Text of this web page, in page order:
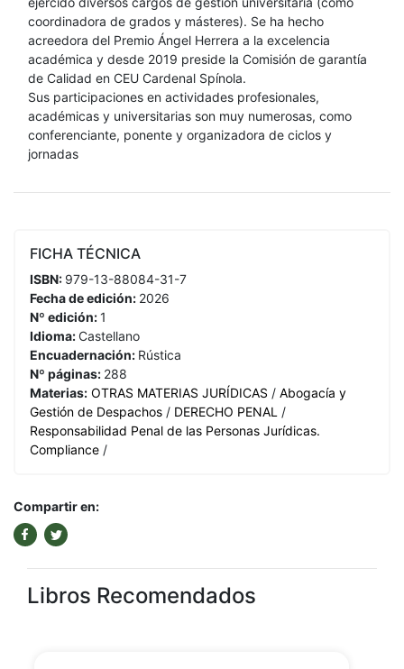
coordinadora de grados y másteres). Se ha hecho
acreedora del Premio Ángel Herrera a la excelencia
académica y desde 2019 preside la Comisión de garantía
de Calidad en CEU Cardenal Spínola.
Sus participaciones en actividades profesionales,
académicas y universitarias son muy numerosas, como
conferenciante, ponente y organizadora de ciclos y
jornadas
FICHA TÉCNICA
ISBN: 979-13-88084-31-7
Fecha de edición: 2026
Nº edición:1
Idioma:Castellano
Encuadernación: Rústica
Nº páginas: 288
Materias: OTRAS MATERIAS JURÍDICAS / Abogacía y
Gestión de Despachos / DERECHO PENAL /
Responsabilidad Penal de las Personas Jurídicas.
Compliance /
Compartir en:
Libros Recomendados